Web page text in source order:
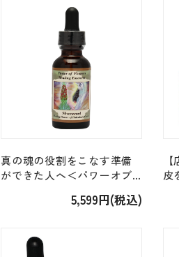
真の魂の役割をこなす準備
ができた人へ＜パワーオブ…
ーソード Silversword」
5,599円(税込)
皮